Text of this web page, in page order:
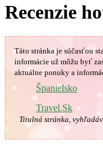
Recenzie
Táto stránka je súčasťou
informácie už môžu byť
aktuálne ponuky a
Španielsko
Travel.Sk
Titulná stránka,